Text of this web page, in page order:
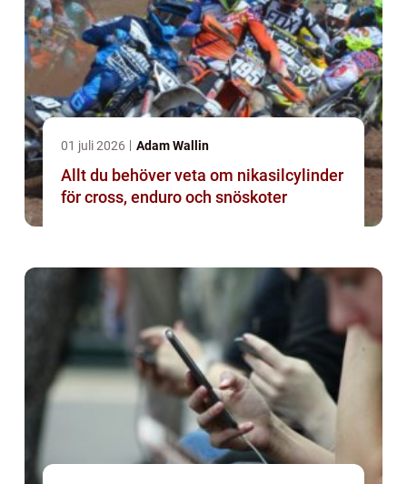
01 juli 2026 Adam Wallin
Allt du behöver veta om nikasilcylinder
för cross, enduro och snöskoter